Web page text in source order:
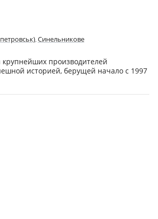
, Синельникове
производителей
историей, берущей начало с 1997